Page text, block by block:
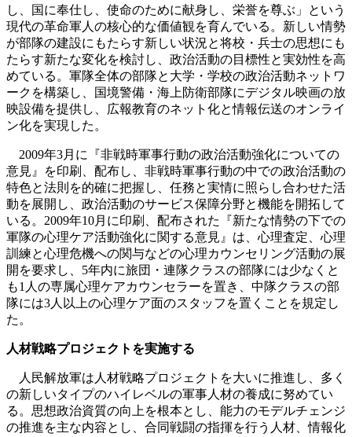
し、国に奉仕し、使命のために献身し、栄誉を尊ぶ」という
現代の革命軍人の核心的な価値観を育んでいる。新しい情勢
が部隊の建設にもたらす新しい状況と将校・兵士の思想にも
たらす新たな変化を検討し、政治活動の目標性と実効性を高
めている。軍隊全体の部隊と大学・学校の政治活動ネットワ
ークを構築し、国境警備・海上防衛部隊にデジタル映画の放
映設備を提供し、広報教育のネット化と情報伝送のオンライ
ン化を実現した。
2009年3月に『非戦時軍事行動の政治活動強化についての
意見』を印刷、配布し、非戦時軍事行動の中での政治活動の
特色と法則を的確に把握し、任務と実情に照らし合わせた活
動を展開し、政治活動のサービス保障分野と機能を開拓して
いる。2009年10月に印刷、配布された『新たな情勢の下での
軍隊の心理ケア活動強化に関する意見』は、心理査定、心理
訓練と心理危機への関与などの心理カウンセリング活動の展
開を要求し、5年内に旅団・連隊クラスの部隊には少なくと
も1人の専属心理ケアカウンセラーを置き、中隊クラスの部
隊には3人以上の心理ケア面のスタッフを置くことを規定し
た。
人材戦略プロジェクトを実施する
人民解放軍は人材戦略プロジェクトを大いに推進し、多く
の新しいタイプのハイレベルの軍事人材の養成に努めてい
る。思想政治資質の向上を根本とし、能力のモデルチェンジ
の推進を主な内容とし、合同戦闘の指揮を行う人材、情報化